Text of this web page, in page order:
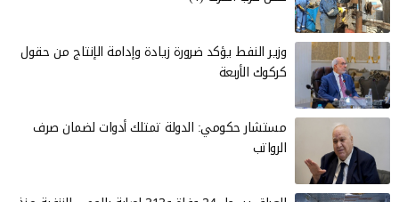
وزير النفط يؤكد ضرورة زيادة وإدامة الإنتاج من حقول
كركوك الأربعة
مستشار حكومي: الدولة تمتلك أدوات لضمان صرف
الرواتب